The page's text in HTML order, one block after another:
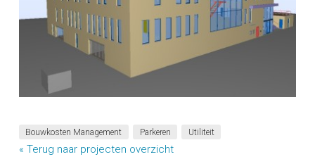
Bouwkosten Management Parkeren Utiliteit
« Terug naar projecten overzicht